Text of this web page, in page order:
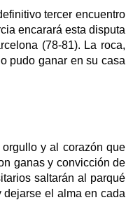
tercer encuentro
encarará esta disputa
(78-81). La roca,
pudo ganar en su casa
y al corazón que
ganas y convicción de
saltarán al parqué
el alma en cada